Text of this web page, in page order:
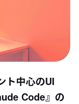
ト中心のUI
Code』の